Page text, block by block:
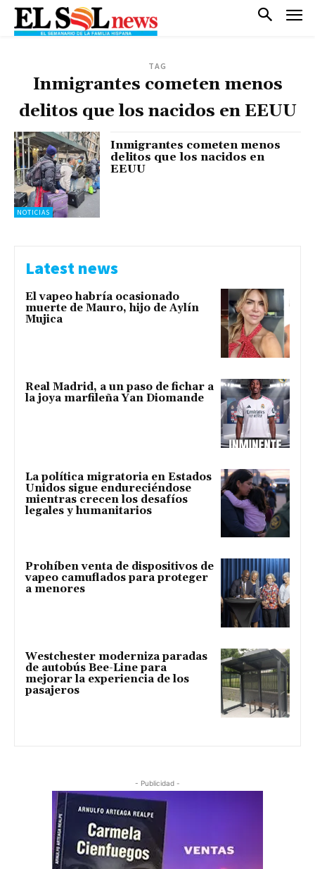
TAG
Inmigrantes cometen menos
delitos que los nacidos en EEUU
NOTICIAS
Inmigrantes cometen menos
delitos que los nacidos en
EEUU
Latest news
El vapeo habría ocasionado
muerte de Mauro, hijo de Aylín
Mujica
Real Madrid, a un paso de fichar a
la joya marfileña Yan Diomande
La política migratoria en Estados
Unidos sigue endureciéndose
mientras crecen los desafíos
legales y humanitarios
Prohíben venta de dispositivos de
vapeo camuflados para proteger
a menores
Westchester moderniza paradas
de autobús Bee-Line para
mejorar la experiencia de los
pasajeros
- Publicidad -